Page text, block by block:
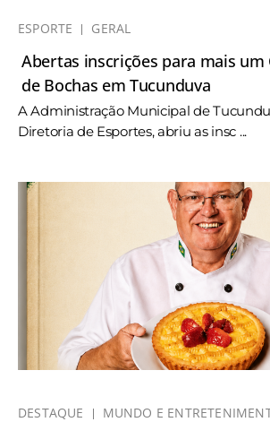
ESPORTE GERAL
Abertas inscrições para mais um
de Bochas em Tucunduva
A Administração Municipal de
Diretoria de Esportes, abriu as insc ...
DESTAQUE MUNDO E